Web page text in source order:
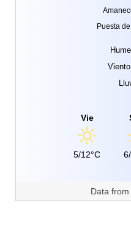
Puesta
Vie
5/12°C
Data from